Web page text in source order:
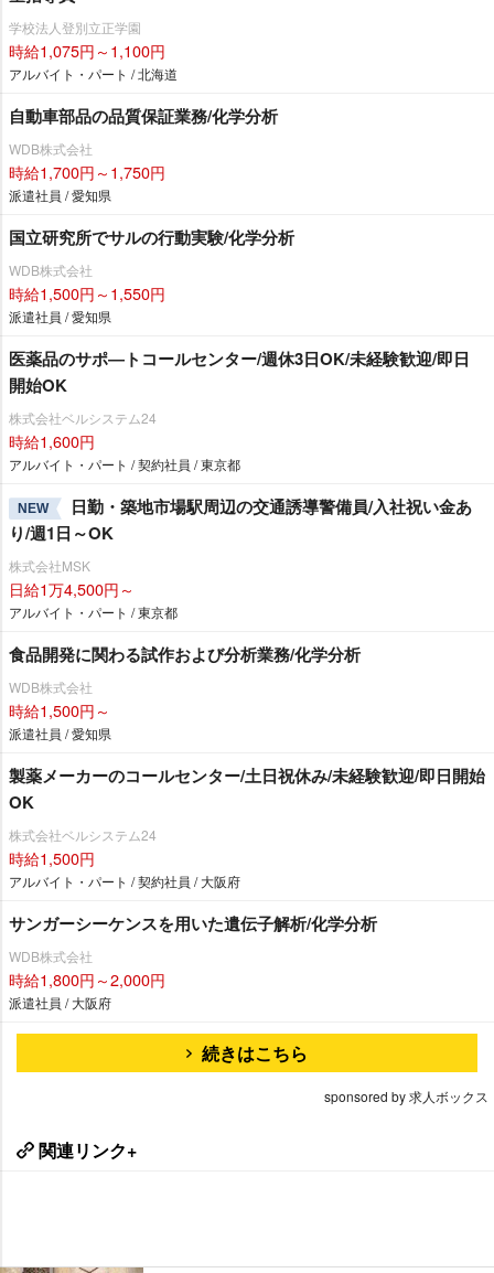
学校法人登別立正学園
時給1,075円～1,100円
アルバイト・パート / 北海道
自動車部品の品質保証業務/化学分析
WDB株式会社
時給1,700円～1,750円
派遣社員 / 愛知県
国立研究所でサルの行動実験/化学分析
WDB株式会社
時給1,500円～1,550円
派遣社員 / 愛知県
医薬品のサポ―トコールセンター/週休3日OK/未経験歓迎/即日
開始OK
株式会社ベルシステム24
時給1,600円
アルバイト・パート / 契約社員 / 東京都
NEW
日勤・築地市場駅周辺の交通誘導警備員/入社祝い金あ
り/週1日～OK
株式会社MSK
日給1万4,500円～
アルバイト・パート / 東京都
食品開発に関わる試作および分析業務/化学分析
WDB株式会社
時給1,500円～
派遣社員 / 愛知県
製薬メーカーのコールセンター/土日祝休み/未経験歓迎/即日開始
OK
株式会社ベルシステム24
時給1,500円
アルバイト・パート / 契約社員 / 大阪府
サンガーシーケンスを用いた遺伝子解析/化学分析
WDB株式会社
時給1,800円～2,000円
派遣社員 / 大阪府
続きはこちら
sponsored by 求人ボックス
関連リンク+